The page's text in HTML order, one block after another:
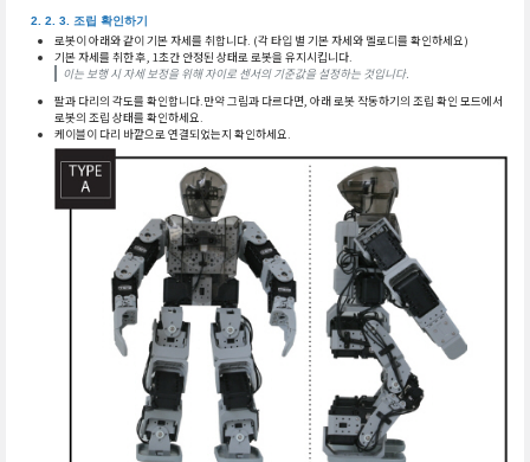
조립 확인하기
로봇이 아래와 같이 기본 자세를 취합니다. (각 타입 별 기본 자세와 멜로디를 확인하세요)
기본 자세를 취한 후, 1초간 안정된 상태로 로봇을 유지시킵니다.
이는 보행 시 자세 보정을 위해 자이로 센서의 기준값을 설정하는 것입니다.
팔과 다리의 각도를 확인합니다.만약 그림과 다르다면, 아래 로봇 작동하기의 조립 확인 모드에서
로봇의 조립 상태를 확인하세요.
케이블이 다리 바깥으로 연결되었는지 확인하세요.